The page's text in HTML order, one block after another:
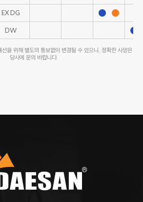
EX DG
DW
을 위해 별도의 통보없이 변경될 수 있으니, 정확한 사양은
당사에 문의 바랍니다.